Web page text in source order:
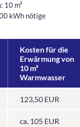
10 m³
kWh nötige
Kosten für die
Erwärmung von
10 m³
Warmwasser
123,50 EUR
ca. 105 EUR